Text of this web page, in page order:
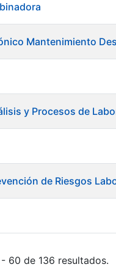
Mantenimiento
y Procesos de
de Riesgos
60 de 136 resultados.